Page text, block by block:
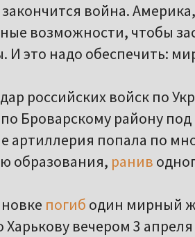
закончится война.
возможности, чтобы
И это надо обеспечить:
российских войск по
по Броварскому району
артиллерия попала по
образования, ранив
погиб один мирный
вечером 3